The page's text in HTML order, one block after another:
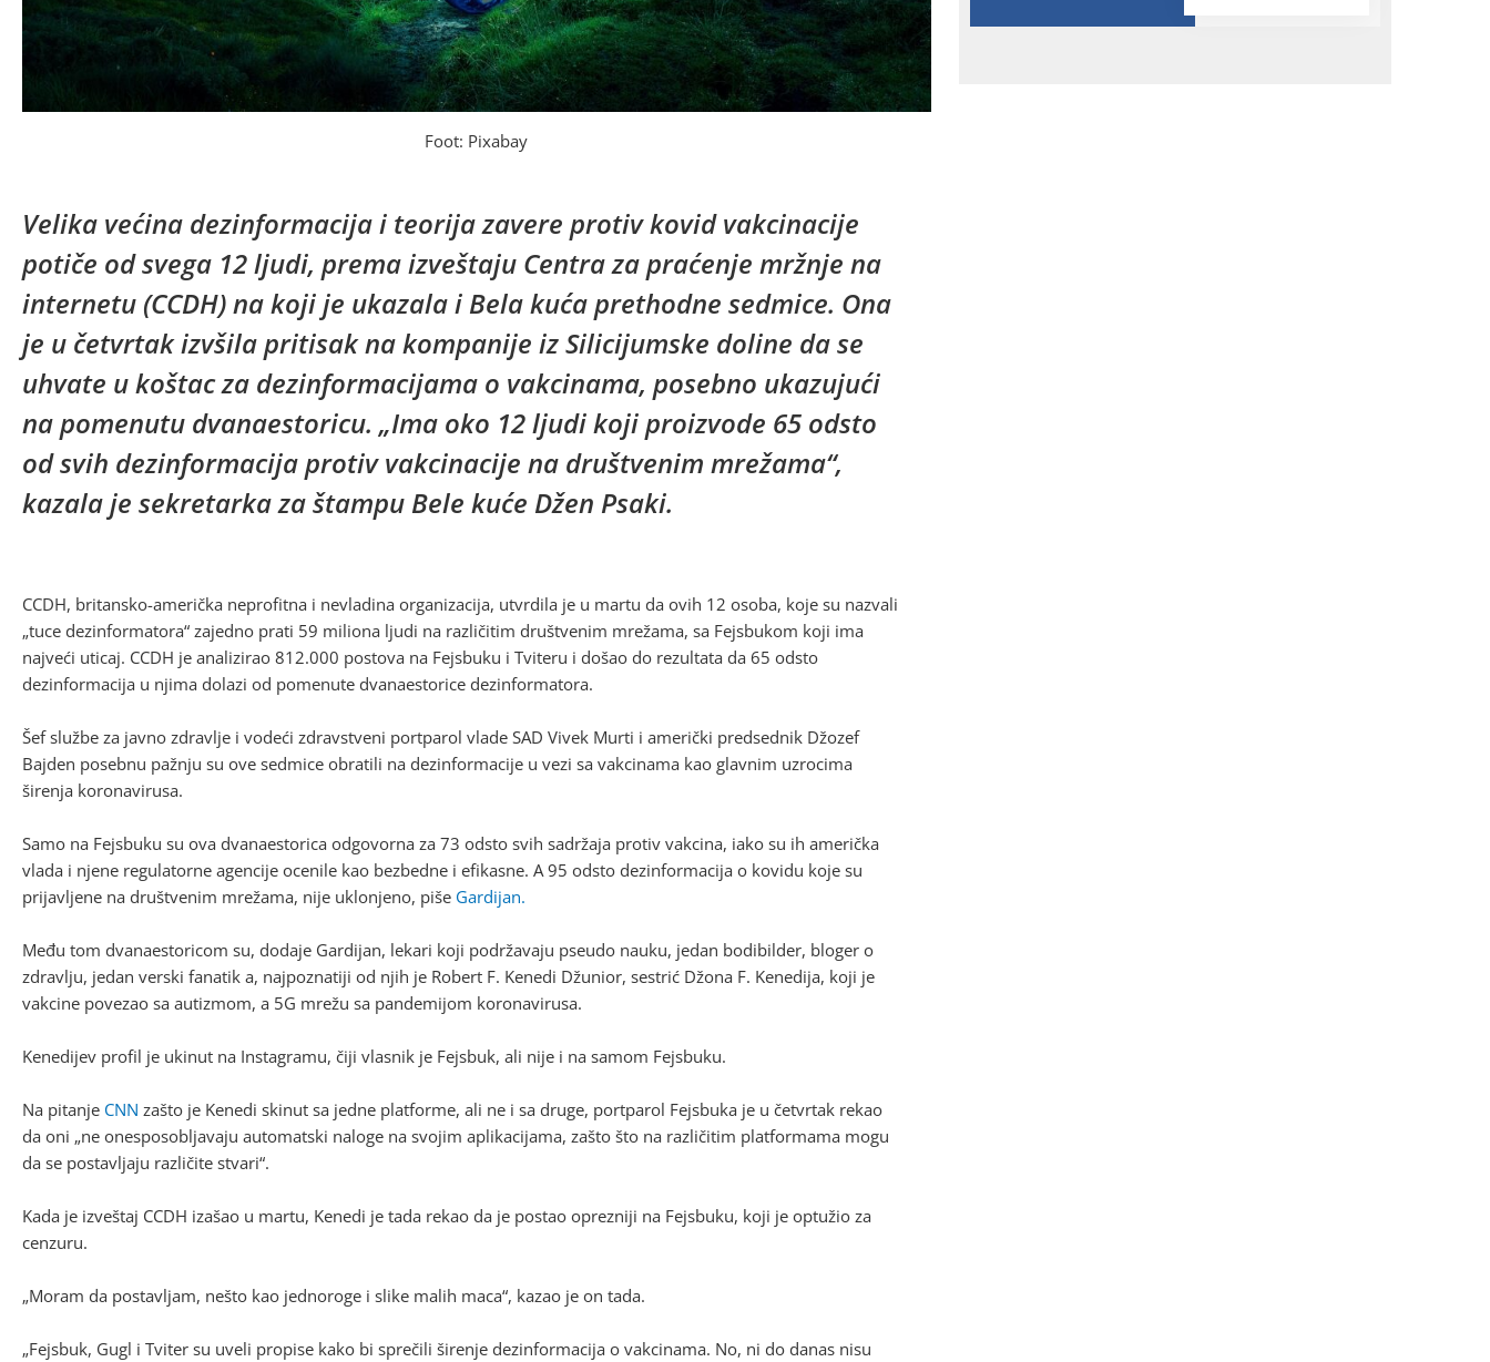
Foot: Pixabay
Velika većina dezinformacija i teorija zavere protiv kovid vakcinacije
potiče od svega 12 ljudi, prema izveštaju Centra za praćenje mržnje na
internetu (CCDH) na koji je ukazala i Bela kuća prethodne sedmice. Ona
je u četvrtak izvšila pritisak na kompanije iz Silicijumske doline da se
uhvate u koštac za dezinformacijama o vakcinama, posebno ukazujući
na pomenutu dvanaestoricu. „Ima oko 12 ljudi koji proizvode 65 odsto
od svih dezinformacija protiv vakcinacije na društvenim mrežama“,
kazala je sekretarka za štampu Bele kuće Džen Psaki.
CCDH, britansko-američka neprofitna i nevladina organizacija, utvrdila je u martu da ovih 12 osoba, koje su nazvali
„tuce dezinformatora“ zajedno prati 59 miliona ljudi na različitim društvenim mrežama, sa Fejsbukom koji ima
najveći uticaj. CCDH je analizirao 812.000 postova na Fejsbuku i Tviteru i došao do rezultata da 65 odsto
dezinformacija u njima dolazi od pomenute dvanaestorice dezinformatora.
Šef službe za javno zdravlje i vodeći zdravstveni portparol vlade SAD Vivek Murti i američki predsednik Džozef
Bajden posebnu pažnju su ove sedmice obratili na dezinformacije u vezi sa vakcinama kao glavnim uzrocima
širenja koronavirusa.
Samo na Fejsbuku su ova dvanaestorica odgovorna za 73 odsto svih sadržaja protiv vakcina, iako su ih američka
vlada i njene regulatorne agencije ocenile kao bezbedne i efikasne. A 95 odsto dezinformacija o kovidu koje su
prijavljene na društvenim mrežama, nije uklonjeno, piše Gardijan.
Među tom dvanaestoricom su, dodaje Gardijan, lekari koji podržavaju pseudo nauku, jedan bodibilder, bloger o
zdravlju, jedan verski fanatik a, najpoznatiji od njih je Robert F. Kenedi Džunior, sestrić Džona F. Kenedija, koji je
vakcine povezao sa autizmom, a 5G mrežu sa pandemijom koronavirusa.
Kenedijev profil je ukinut na Instagramu, čiji vlasnik je Fejsbuk, ali nije i na samom Fejsbuku.
Na pitanje CNN zašto je Kenedi skinut sa jedne platforme, ali ne i sa druge, portparol Fejsbuka je u četvrtak rekao
da oni „ne onesposobljavaju automatski naloge na svojim aplikacijama, zašto što na različitim platformama mogu
da se postavljaju različite stvari“.
Kada je izveštaj CCDH izašao u martu, Kenedi je tada rekao da je postao oprezniji na Fejsbuku, koji je optužio za
cenzuru.
„Moram da postavljam, nešto kao jednoroge i slike malih maca“, kazao je on tada.
„Fejsbuk, Gugl i Tviter su uveli propise kako bi sprečili širenje dezinformacija o vakcinama. No, ni do danas nisu